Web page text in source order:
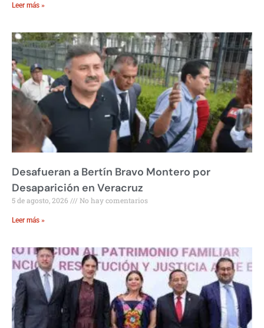
Leer más »
Desafueran a Bertín Bravo Montero por
Desaparición en Veracruz
5 de agosto, 2026 No hay comentarios
Leer más »